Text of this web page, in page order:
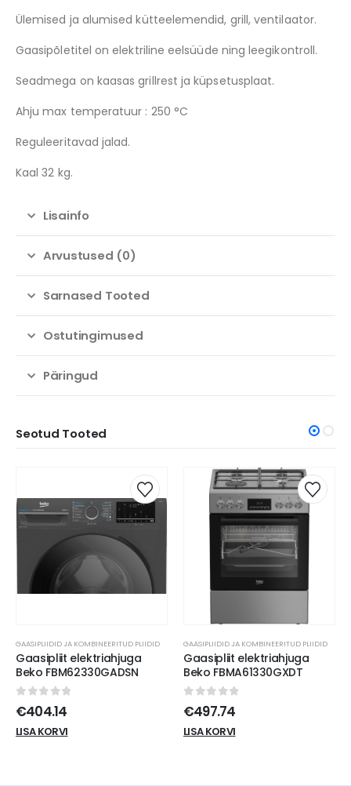
Ülemised ja alumised kütteelemendid, grill, ventilaator.
Gaasipõletitel on elektriline eelsüüde ning leegikontroll.
Seadmega on kaasas grillrest ja küpsetusplaat.
Ahju max temperatuur : 250 °C
Reguleeritavad jalad.
Kaal 32 kg.
Lisainfo
Arvustused (0)
Sarnased Tooted
Ostutingimused
Päringud
Seotud Tooted
GAASIPLIIDID JA KOMBINEERITUD PLIIDID
Gaasipliit elektriahjuga
Beko FBMA61330GXDT
0out of 5
€497.74
LISA KORVI
GAASIPLIIDID JA KOMBINEERITUD PLIIDID
Gaasipliit elektriahjuga
Schlosser FS5406MAZD
0out of 5
€334.80
LISA KORVI